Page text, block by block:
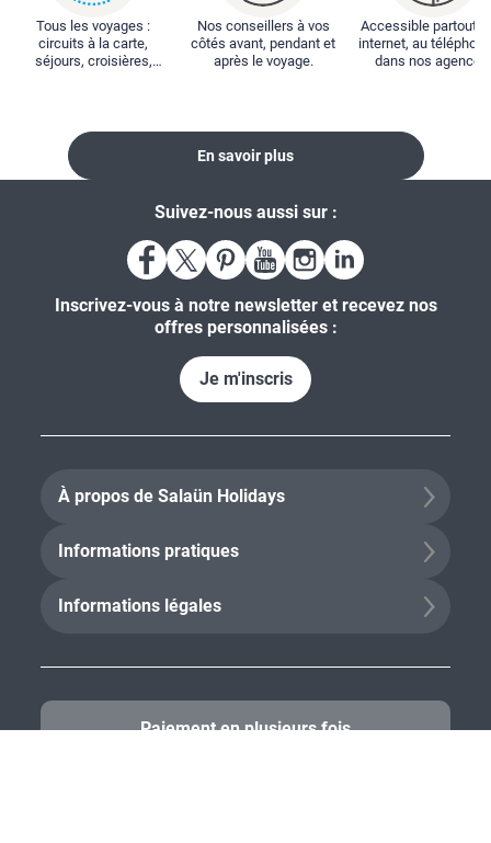
Tous les voyages :
circuits à la carte,
séjours, croisières,
Nos conseillers à vos
côtés avant, pendant et
après le voyage.
Accessible partout :
internet, au
dans nos agences.
En savoir plus
Suivez-nous aussi sur :
Inscrivez-vous à notre newsletter et recevez nos
offres personnalisées :
Je m'inscris
À propos de Salaün Holidays
Informations pratiques
Informations légales
Paiement en plusieurs fois